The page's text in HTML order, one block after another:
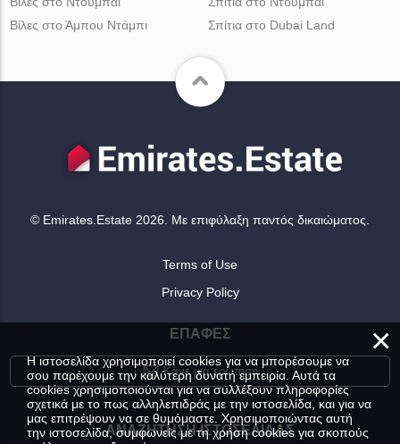
Βίλες στο Άμπου Ντάμπι
Σπίτια στο Dubai Land
© Emirates.Estate 2026. Με επιφύλαξη παντός δικαιώματος.
Terms of Use
Privacy Policy
ΕΠΑΦΈΣ
Κάνε μια ερώτηση
ΑΝΑΖΉΤΗΣΗ ΙΣΤΟΣΕΛΊΔΑΣ
×
Η ιστοσελίδα χρησιμοποιεί cookies για να μπορέσουμε να
σου παρέχουμε την καλύτερη δυνατή εμπειρία. Αυτά τα
cookies χρησιμοποιούνται για να συλλέξουν πληροφορίες
σχετικά με το πως αλληλεπιδράς με την ιστοσελίδα, και για να
μας επιτρέψουν να σε θυμόμαστε. Χρησιμοποιώντας αυτή
την ιστοσελίδα, συμφωνείς με τη χρήση cookies για σκοπούς